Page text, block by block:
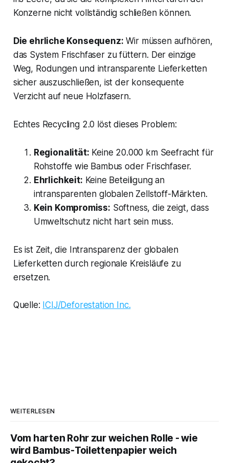
Konzerne nicht vollständig schließen können.
Die ehrliche Konsequenz: Wir müssen aufhören,
das System Frischfaser zu füttern. Der einzige
Weg, Rodungen und intransparente Lieferketten
sicher auszuschließen, ist der konsequente
Verzicht auf neue Holzfasern.
Echtes Recycling 2.0 löst dieses Problem:
Regionalität: Keine 20.000 km Seefracht für
Rohstoffe wie Bambus oder Frischfaser.
Ehrlichkeit: Keine Beteiligung an
intransparenten globalen Zellstoff-Märkten.
Kein Kompromiss: Softness, die zeigt, dass
Umweltschutz nicht hart sein muss.
Es ist Zeit, die Intransparenz der globalen
Lieferketten durch regionale Kreisläufe zu
ersetzen.
Quelle: ICIJ/Deforestation Inc.
WEITERLESEN
Vom harten Rohr zur weichen Rolle - wie
wird Bambus-Toilettenpapier weich